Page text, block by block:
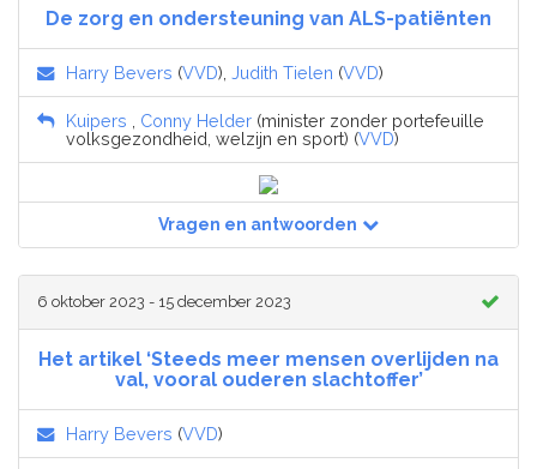
De zorg en ondersteuning van ALS-patiënten
Harry Bevers (VVD), Judith Tielen (VVD)
Kuipers Conny Helder (minister zonder portefeuille
volksgezondheid, welzijn en sport) (VVD)
Vragen en antwoorden
6 oktober 2023 - 15 december 2023
Het artikel ‘Steeds meer mensen overlijden na
val, vooral ouderen slachtoffer’
Harry Bevers (VVD)